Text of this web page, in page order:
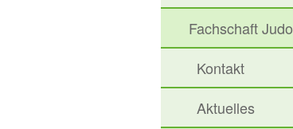
Fachschaft Judo
Kontakt
Aktuelles